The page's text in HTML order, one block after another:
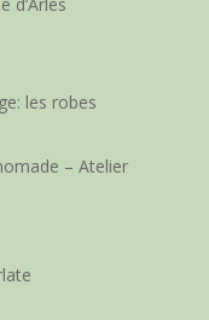
les robes
– Atelier